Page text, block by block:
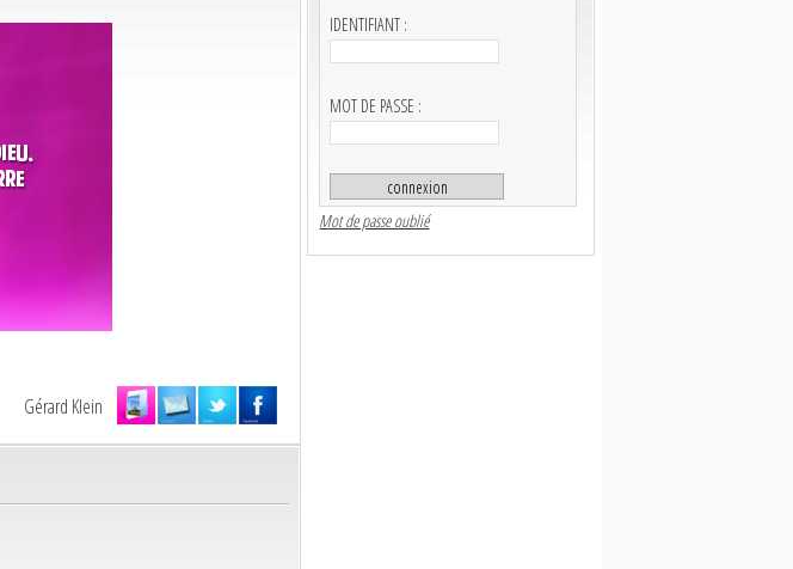
Gérard Klein
IDENTIFIANT :
MOT DE PASSE :
Mot de passe oublié